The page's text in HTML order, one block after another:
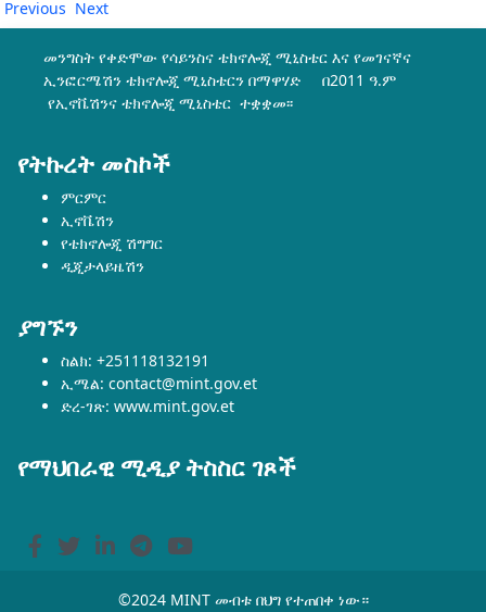
Previous Next
መንግስት የቀድሞው የሳይንስና ቴክኖሎጂ ሚኒስቴር እና የመገናኛና
ኢንፎርሜሽን ቴክኖሎጂ ሚኒስቴርን በማዋሃድ በ2011 ዓ.ም
የኢኖቬሽንና ቴክኖሎጂ ሚኒስቴር ተቋቋመ፡፡
የትኩረት መስኮች
ምርምር
ኢኖቬሽን
የቴክኖሎጂ ሽግግር
ዲጂታላይዜሽን
ያግኙን
ስልክ: +251118132191
ኢሜል: contact@mint.gov.et
ድረ-ገጽ: www.mint.gov.et
የማህበራዊ ሚዲያ ትስስር ገጾች
©2024 MINT መብቱ በህግ የተጠበቀ ነው።